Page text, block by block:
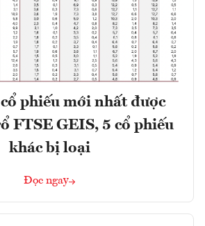
phiếu mới nhất được
FTSE GEIS, 5 cổ phiếu
khác bị loại
Đọc ngay